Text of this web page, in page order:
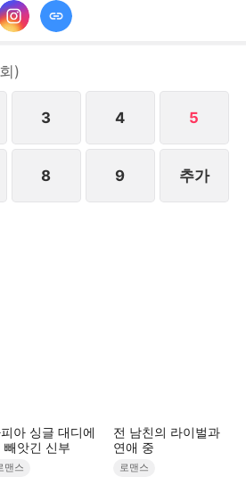
유혹에 견딜 수 없었고 박성훈도
아했다...STORYMATRIX
회 )
3 4 5
8 9 추가
아 싱글 대디에
빼앗긴 신부
맨스
전 남친의 라이벌과
연애 중
로맨스